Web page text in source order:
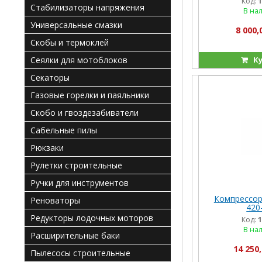
В
8
Код:
В
14
Стабилизаторы напряжения
Универсальные смазки
Скобы и термоклей
Сеялки для мотоблоков
Секаторы
Газовые горелки и паяльники
Скобо и гвоздезабиватели
Сабельные пилы
Рюкзаки
Рулетки строительные
Ручки для инструментов
Реноваторы
Редукторы лодочных моторов
Расширительные баки
Пылесосы строительные